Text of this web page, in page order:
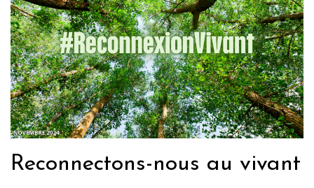
Reconnectons-nous au vivant